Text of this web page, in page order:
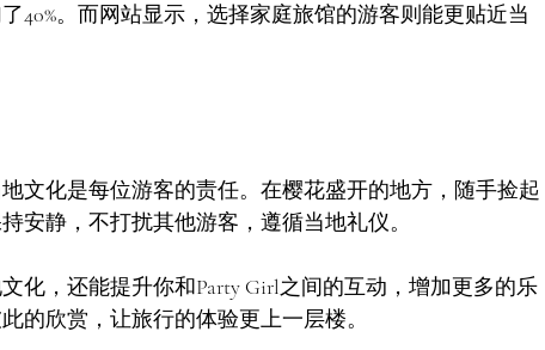
40%。而网站显示，选择家庭旅馆的游客则能更贴近当
文化是每位游客的责任。在樱花盛开的地方，随手捡起
安静，不打扰其他游客，遵循当地礼仪。
化，还能提升你和Party Girl之间的互动，增加更多的乐
的欣赏，让旅行的体验更上一层楼。